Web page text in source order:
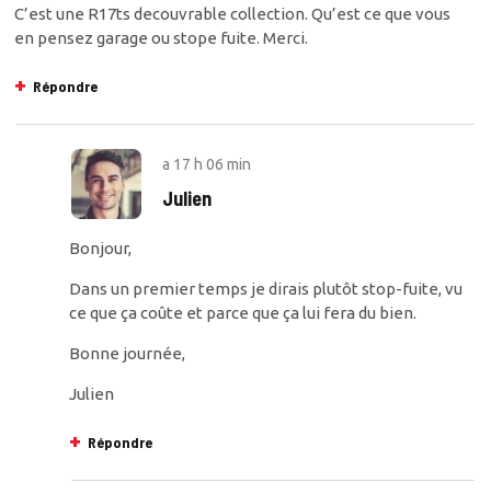
C’est une R17ts decouvrable collection. Qu’est ce que vous
en pensez garage ou stope fuite. Merci.
Répondre
a 17 h 06 min
Julien
Bonjour,
Dans un premier temps je dirais plutôt stop-fuite, vu
ce que ça coûte et parce que ça lui fera du bien.
Bonne journée,
Julien
Répondre